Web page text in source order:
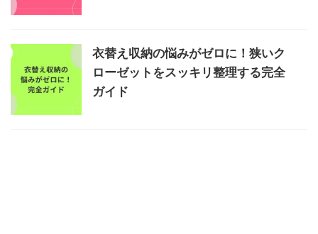
衣替え収納の悩みがゼロに！狭いク
ローゼットをスッキリ整理する完全
ガイド